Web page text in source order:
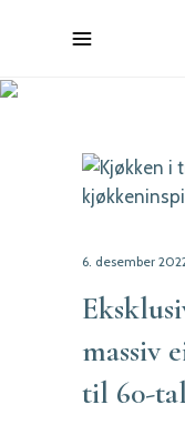
6. desember
massiv
til 60-